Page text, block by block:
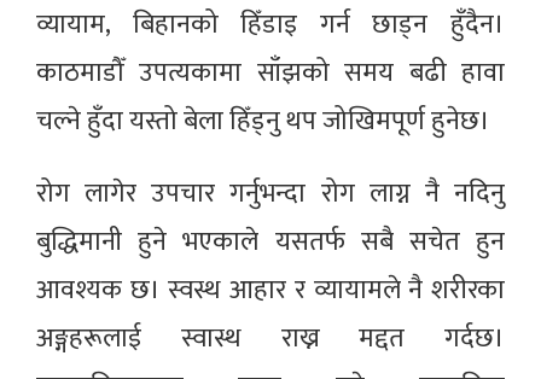
व्यायाम, बिहानको हिँडाइ गर्न छाड्न हुँदैन।
काठमाडौँ उपत्यकामा साँझको समय बढी हावा
चल्ने हुँदा यस्तो बेला हिँड्नु थप जोखिमपूर्ण हुनेछ।
रोग लागेर उपचार गर्नुभन्दा रोग लाग्न नै नदिनु
बुद्धिमानी हुने भएकाले यसतर्फ सबै सचेत हुन
आवश्यक छ। स्वस्थ आहार र व्यायामले नै शरीरका
अङ्गहरूलाई स्वास्थ राख्न मद्दत गर्दछ।